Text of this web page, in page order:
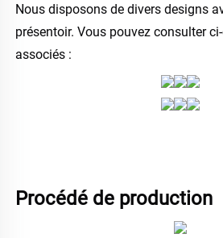
Nous disposons de divers designs
présentoir. Vous pouvez consulter
associés :
Procédé de production